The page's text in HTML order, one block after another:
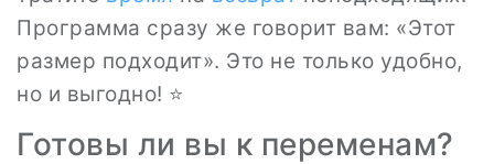
Программа сразу же говорит вам: «Этот
размер подходит». Это не только удобно,
но и выгодно! ⭐
Готовы ли вы к переменам?